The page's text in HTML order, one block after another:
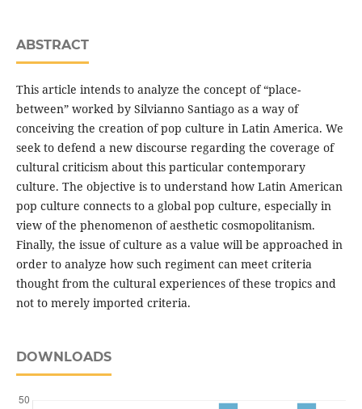
ABSTRACT
This article intends to analyze the concept of “place-
between” worked by Silvianno Santiago as a way of
conceiving the creation of pop culture in Latin America. We
seek to defend a new discourse regarding the coverage of
cultural criticism about this particular contemporary
culture. The objective is to understand how Latin American
pop culture connects to a global pop culture, especially in
view of the phenomenon of aesthetic cosmopolitanism.
Finally, the issue of culture as a value will be approached in
order to analyze how such regiment can meet criteria
thought from the cultural experiences of these tropics and
not to merely imported criteria.
DOWNLOADS